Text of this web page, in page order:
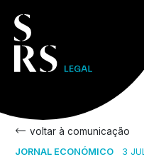
voltar à comunicação
JORNAL ECONÓMICO
3